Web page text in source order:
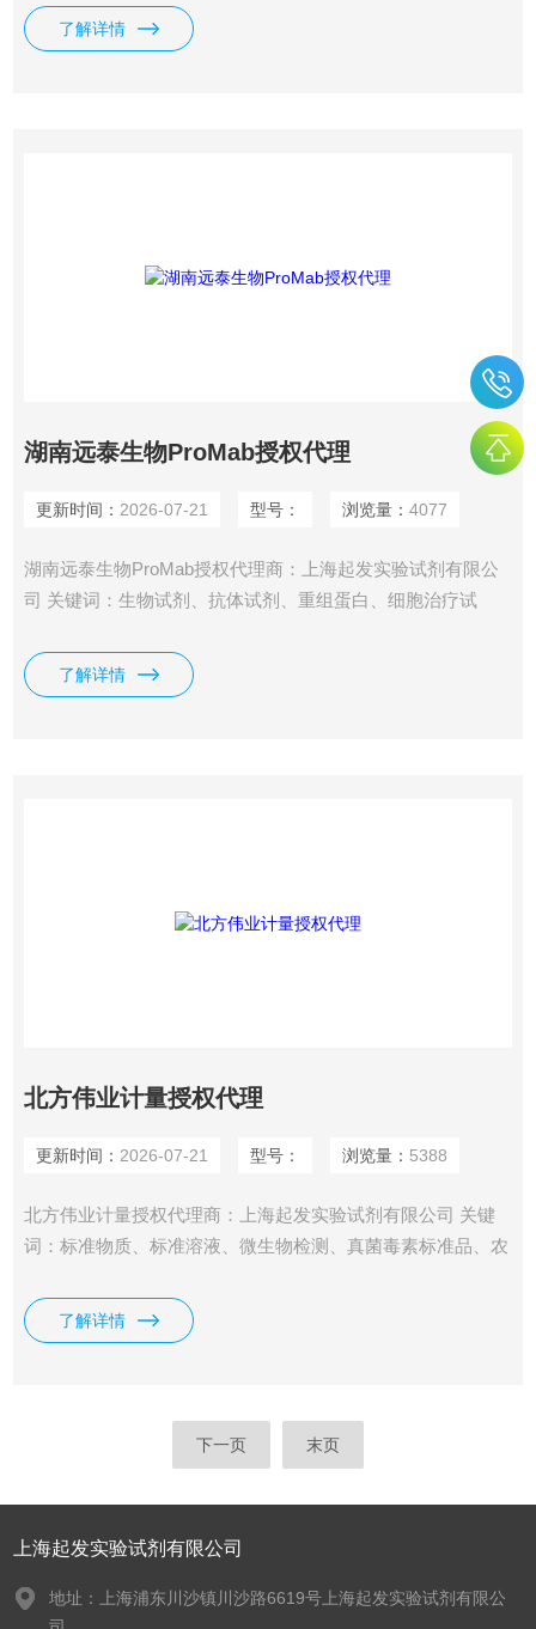
肽合成、医学研究和试验发展、生物基材料制造、工业酶制剂
研发
了解详情
湖南远泰生物ProMab授权代理
更新时间： 2026-07-21 型号： 浏览量： 4077
湖南远泰生物ProMab授权代理商：上海起发实验试剂有限公
司 关键词：生物试剂、抗体试剂、重组蛋白、细胞治疗试
试剂、细胞培养试剂、免疫检测试剂、生物科研耗材、抗体定
制、蛋白表达、细胞实验试剂、分子生物试剂
了解详情
北方伟业计量授权代理
更新时间： 2026-07-21 型号： 浏览量： 5388
北方伟业计量授权代理商：上海起发实验试剂有限公司 关键
词：标准物质、标准溶液、微生物检测、真菌毒素标准品、农
标准、VOCs标准溶液、定量菌株、无菌采样袋、细胞培养耗
材、PCR耗材、实验室试剂、计量生物、质控样品、校准曲
了解详情
下一页 末页
上海起发实验试剂有限公司
地址：上海浦东川沙镇川沙路6619号上海起发实验试剂有限公